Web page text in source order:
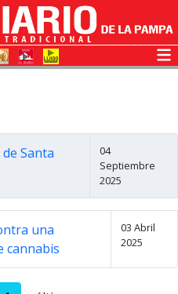
Santa
04
Septiembre
2025
una
cannabis
03 Abril
2025